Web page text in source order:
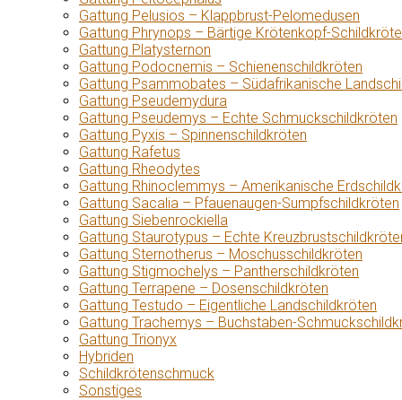
Gattung Pelusios – Klappbrust-Pelomedusen
Gattung Phrynops – Bärtige Krötenkopf-
Gattung Platysternon
Gattung Podocnemis – Schienenschildkröten
Gattung Psammobates – Südafrikanische
Gattung Pseudemydura
Gattung Pseudemys – Echte Schmuckschildkröten
Gattung Pyxis – Spinnenschildkröten
Gattung Rafetus
Gattung Rheodytes
Gattung Rhinoclemmys – Amerikanische
Gattung Sacalia – Pfauenaugen-Sumpfschildkröten
Gattung Siebenrockiella
Gattung Staurotypus – Echte
Gattung Sternotherus – Moschusschildkröten
Gattung Stigmochelys – Pantherschildkröten
Gattung Terrapene – Dosenschildkröten
Gattung Testudo – Eigentliche Landschildkröten
Gattung Trachemys – Buchstaben-
Gattung Trionyx
Hybriden
Schildkrötenschmuck
Sonstiges